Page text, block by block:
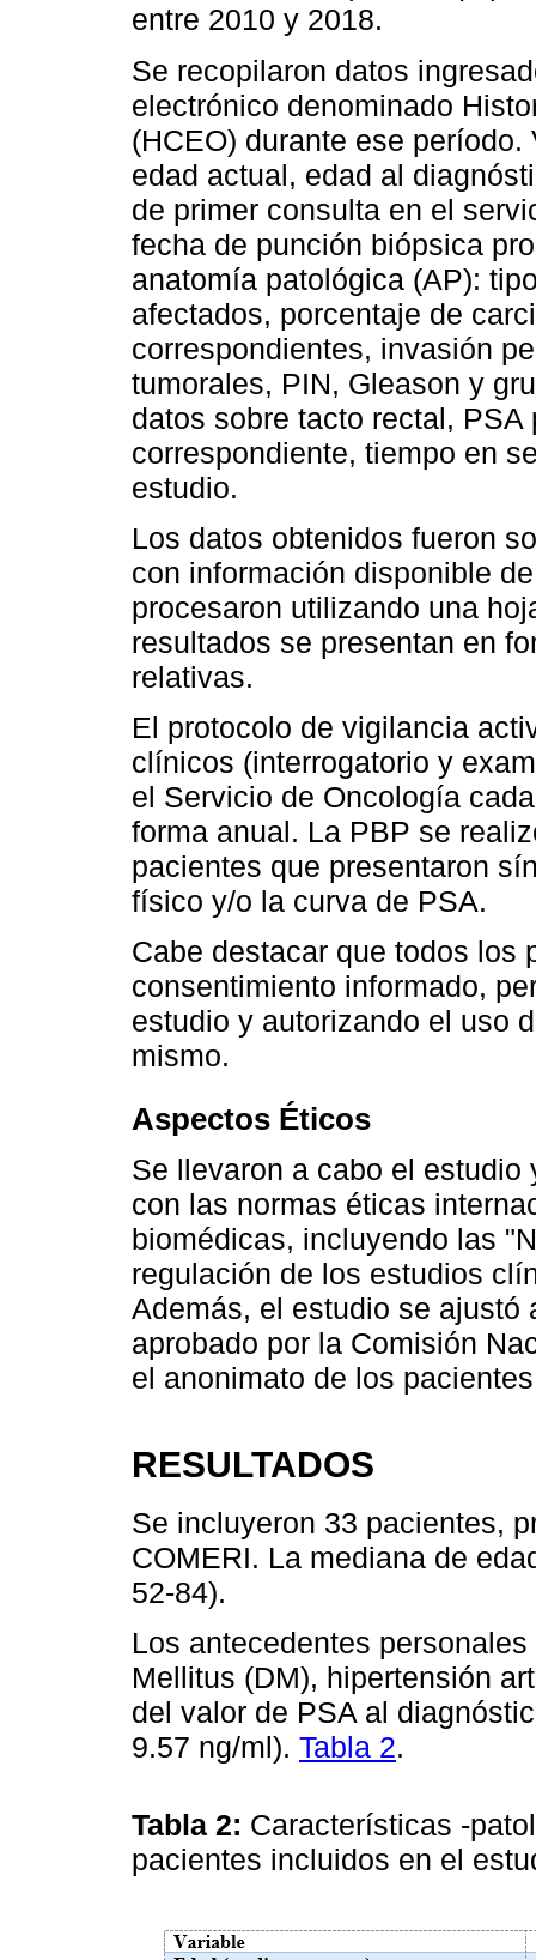
entre 2010 y 2018.
Se recopilaron datos
electrónico denominado
(HCEO) durante ese
edad actual, edad al
de primer consulta en el
fecha de punción biópsica
anatomía patológica (AP):
afectados, porcentaje de
correspondientes, invasión
tumorales, PIN, Gleason y
datos sobre tacto rectal,
correspondiente, tiempo en
estudio.
Los datos obtenidos fueron
con información disponible
procesaron utilizando una
resultados se presentan en
relativas.
El protocolo de vigilancia
clínicos (interrogatorio y
el Servicio de Oncología
forma anual. La PBP se
pacientes que presentaron
físico y/o la curva de PSA.
Cabe destacar que todos los
consentimiento informado,
estudio y autorizando el uso
mismo.
Aspectos Éticos
Se llevaron a cabo el
con las normas éticas
biomédicas, incluyendo las
regulación de los estudios
Además, el estudio se ajustó
aprobado por la Comisión
el anonimato de los
RESULTADOS
Se incluyeron 33 pacientes,
COMERI. La mediana de
52-84).
Los antecedentes
Mellitus (DM), hipertensión
del valor de PSA al
9.57 ng/ml). Tabla 2.
Tabla 2: Características -
pacientes incluidos en el